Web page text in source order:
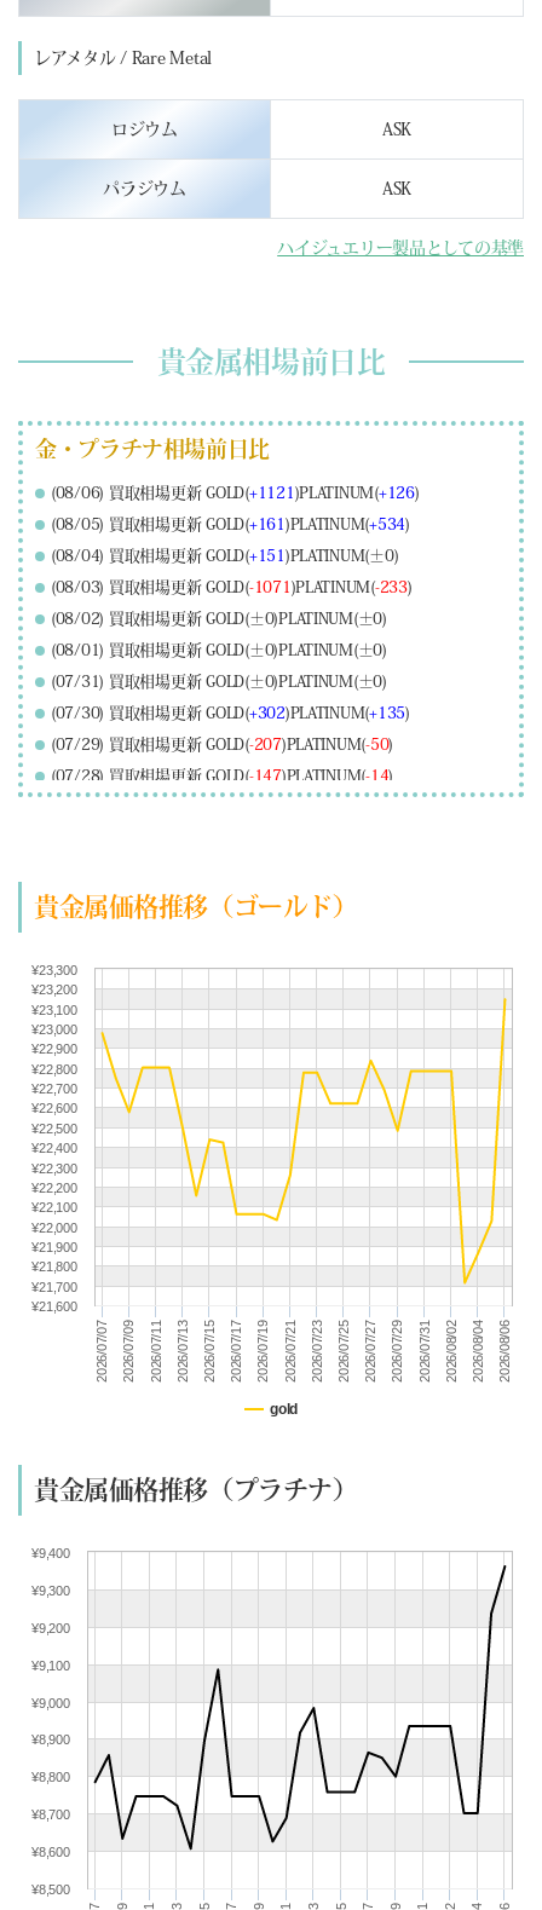
レアメタル / Rare Metal
ロジウム ASK
パラジウム ASK
ハイジュエリー製品としての基準
貴金属相場前日比
金・プラチナ相場前日比
(08/06) 買取相場更新 GOLD(+1121 )PLATINUM(+126)
(08/05) 買取相場更新 GOLD(+161 )PLATINUM(+534)
(08/04) 買取相場更新 GOLD(+151 )PLATINUM(±0)
(08/03) 買取相場更新 GOLD(-1071 )PLATINUM(-233)
(08/02) 買取相場更新 GOLD(±0)PLATINUM(±0)
(08/01) 買取相場更新 GOLD(±0)PLATINUM(±0)
(07/31) 買取相場更新 GOLD(±0)PLATINUM(±0)
(07/30) 買取相場更新 GOLD(+302)PLATINUM(+135)
(07/29) 買取相場更新 GOLD(-207)PLATINUM(-50)
(07/28) 買取相場更新 GOLD(-147)PLATINUM(-14)
(07/24) 買取相場更新 GOLD(-157 )PLATINUM(
(07/22) 買取相場更新 GOLD(+518)PLATINUM(+228)
(07/21) 買取相場更新 GOLD(
(07/20) 買取相場更新 GOLD(-29)PLATINUM(-121)
(07/19) 買取相場更新 GOLD(±0)PLATINUM(±0)
(07/18) 買取相場更新 GOLD(±0)PLATINUM(±0)
(07/17) 買取相場更新 GOLD(
)PLATINUM( -339)
(07/16) 買取相場更新 GOLD(
)PLATINUM(
(07/15) 買取相場更新 GOLD(+283)PLATINUM(+288)
(07/14) 買取相場更新 GOLD(-338)PLATINUM(
(07/13) 買取相場更新 GOLD(-309)PLATINUM(-25)
(07/12) 買取相場更新 GOLD(±0)PLATINUM(±0)
(07/11) 買取相場更新 GOLD(±0)PLATINUM(±0)
(07/10) 買取相場更新 GOLD(
+225 )PLATINUM(+113
(07/09) 買取相場更新 GOLD(
-173 )PLATINUM(-223)
(07/08) 買取相場更新 GOLD(-226)PLATINUM(
(07/05) 買取相場更新 GOLD(±0)PLATINUM(±0)
(07/03) 買取相場更新 GOLD(
(07/02) 買取相場更新 GOLD(+209)PLATINUM(+70)
(07/01) 買取相場更新 GOLD(+383)PLATINUM(+48)
(06/29) 買取相場更新 GOLD(
(06/28) 買取相場更新 GOLD(±0)PLATINUM(±0)
(06/27) 買取相場更新 GOLD(±0)PLATINUM(±0)
(06/26) 買取相場更新 GOLD(+181)PLATINUM(+95)
(06/25) 買取相場更新 GOLD(-575)PLATINUM(-359)
(06/24) 買取相場更新 GOLD(
-496
貴金属価格推移（ゴールド）
gold
2026/07/07 2026/07/09 2026/07/11 2026/07/13 2026/07/15 2026/07/17 2026/07/19 2026/07/21 2026/07/23 2026/07/25 2026/07/27 2026/07/29 2026/07/31 2026/08/02 2026/08/04 2026/08/06
¥21,600
¥21,700
¥21,800
¥21,900
¥22,000
¥22,100
¥22,200
¥22,300
¥22,400
¥22,500
¥22,600
¥22,700
¥22,800
¥22,900
¥23,000
¥23,100
¥23,200
¥23,300
貴金属価格推移（プラチナ）
¥8,500
¥8,600
¥8,700
¥8,800
¥8,900
¥9,000
¥9,100
¥9,200
¥9,300
¥9,400